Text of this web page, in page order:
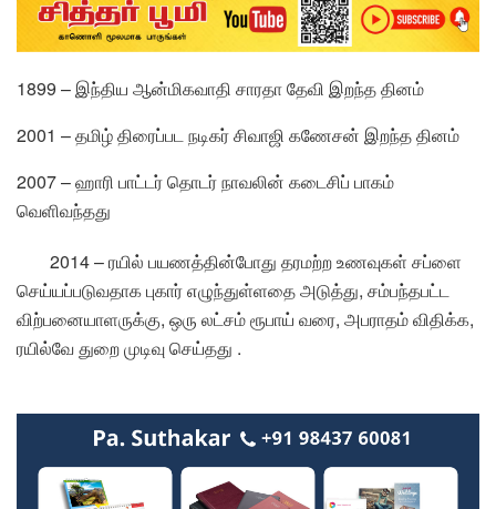
1899 – இந்திய ஆன்மிகவாதி சாரதா தேவி இறந்த தினம்
2001 – தமிழ் திரைப்பட நடிகர் சிவாஜி கணேசன் இறந்த தினம்
2007 – ஹாரி பாட்டர் தொடர் நாவலின் கடைசிப் பாகம்
வெளிவந்தது
2014 – ரயில் பயணத்தின்போது தரமற்ற உணவுகள் சப்ளை
செய்யப்படுவதாக புகார் எழுந்துள்ளதை அடுத்து, சம்பந்தபட்ட
விற்பனையாளருக்கு, ஒரு லட்சம் ரூபாய் வரை, அபராதம் விதிக்க,
ரயில்வே துறை முடிவு செய்தது .